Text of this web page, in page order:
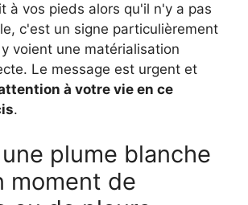
à vos pieds alors qu'il n'y a pas
c'est un signe particulièrement
voient une matérialisation
Le message est urgent et
à votre vie en ce
.
plume blanche
moment de